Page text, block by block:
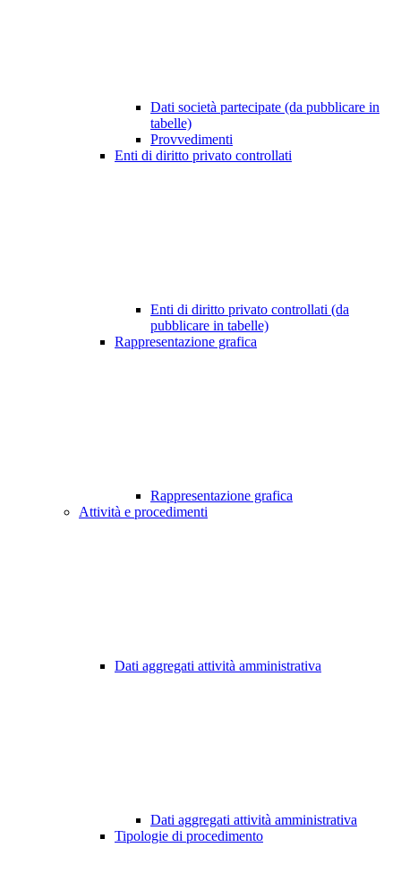
Dati società partecipate (da pubblicare in
tabelle)
Provvedimenti
Enti di diritto privato controllati
Enti di diritto privato controllati (da
pubblicare in tabelle)
Rappresentazione grafica
Rappresentazione grafica
Attività e procedimenti
Dati aggregati attività amministrativa
Dati aggregati attività amministrativa
Tipologie di procedimento